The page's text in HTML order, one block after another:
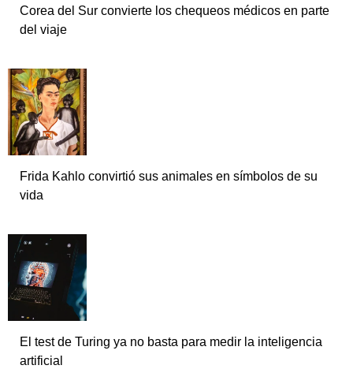
Corea del Sur convierte los chequeos médicos en parte
del viaje
Frida Kahlo convirtió sus animales en símbolos de su
vida
El test de Turing ya no basta para medir la inteligencia
artificial